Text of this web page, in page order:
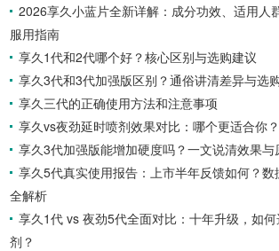
于提高性表现，并增加私处的敏感度
足你的生理需求。女性快感增强液的使
2026享久小蓝片全新详解：成分功效、适用人
服用指南
享久1代和2代哪个好？核心区别与选购建议
享久3代和3代加强版区别？通俗讲清差异与选
享久三代的正确使用方法和注意事项
享久vs夜劲延时喷剂效果对比：哪个更适合你？
享久3代加强版能增加硬度吗？一文说清效果与
享久5代真实使用报告：上市半年反馈如何？
全解析
享久1代 vs 夜劲5代全面对比：十年升级，如
剂？